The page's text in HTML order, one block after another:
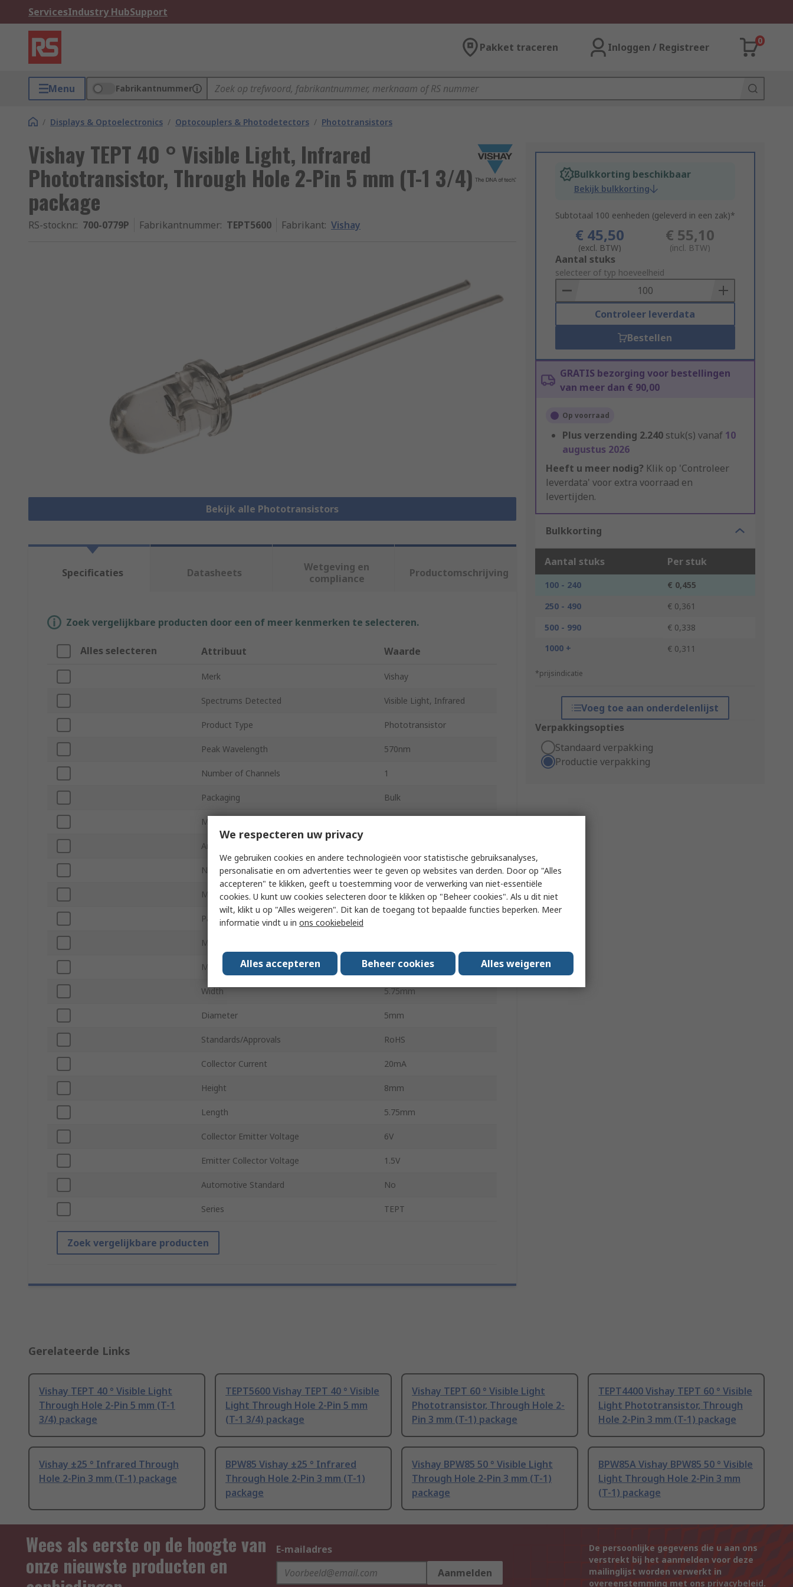
ServicesIndustry HubSupport
Pakket traceren Inloggen / Registreer
0
Menu Fabrikantnummer
/ Displays & Optoelectronics / Optocouplers & Photodetectors / Phototransistors
Vishay TEPT 40 ° Visible Light, Infrared
Phototransistor, Through Hole 2-Pin 5 mm (T-1 3/4)
package
RS-stocknr.: 700-0779P Fabrikantnummer: TEPT5600 Fabrikant: Vishay
Bekijk alle Phototransistors
Bulkkorting beschikbaar
Bekijk bulkkorting
Subtotaal 100 eenheden (geleverd in een zak)*
€ 45,50
(excl. BTW)
€ 55,10
(incl. BTW)
Add
to
Basket
Aantal stuks
selecteer of typ hoeveelheid
Controleer leverdata
Bestellen
GRATIS bezorging voor bestellingen
van meer dan € 90,00
Op voorraad
Plus verzending 2.240 stuk(s) vanaf 10
augustus 2026
Heeft u meer nodig? Klik op 'Controleer
leverdata' voor extra voorraad en
levertijden.
Bulkkorting
Aantal stuks Per stuk
100 - 240
€ 0,455
250 - 490
€ 0,361
500 - 990
€ 0,338
1000 +
€ 0,311
*prijsindicatie
Voeg toe aan onderdelenlijst
Verpakkingsopties
Standaard verpakking
Productie verpakking
Specificaties Datasheets
Wetgeving en
compliance
Productomschrijving
Zoek vergelijkbare producten door een of meer kenmerken te selecteren.
Alles selecteren Attribuut Waarde
Merk Vishay
Spectrums Detected Visible Light, Infrared
Product Type Phototransistor
Peak Wavelength 570nm
Number of Channels 1
Packaging Bulk
Maximum Dark Current
Angle of Half Sensitivity
Number of Pins 2
Mount Type Through Hole
Package Type 5 mm (T-1 3/4)
Minimum Operating Temperature
Maximum Operating Temperature 85°C
Width 5.75mm
Diameter 5mm
Standards/Approvals RoHS
Collector Current 20mA
Height 8mm
Length 5.75mm
Collector Emitter Voltage 6V
Emitter Collector Voltage 1.5V
Automotive Standard No
Series TEPT
Zoek vergelijkbare producten
Gerelateerde Links
Vishay TEPT 40 ° Visible Light
Through Hole 2-Pin 5 mm (T-1
3/4) package
TEPT5600 Vishay TEPT 40 ° Visible
Light Through Hole 2-Pin 5 mm
(T-1 3/4) package
Vishay TEPT 60 ° Visible Light
Phototransistor, Through Hole 2-
Pin 3 mm (T-1) package
TEPT4400 Vishay TEPT 60 ° Visible
Light Phototransistor, Through
Hole 2-Pin 3 mm (T-1) package
Vishay ±25 ° Infrared Through
Hole 2-Pin 3 mm (T-1) package
BPW85 Vishay ±25 ° Infrared
Through Hole 2-Pin 3 mm (T-1)
package
Vishay BPW85 50 ° Visible Light
Through Hole 2-Pin 3 mm (T-1)
package
BPW85A Vishay BPW85 50 ° Visible
Light Through Hole 2-Pin 3 mm
(T-1) package
Wees als eerste op de hoogte van
onze nieuwste producten en
E-mailadres
Aanmelden
De persoonlijke gegevens die u aan ons
verstrekt bij het aanmelden voor deze
mailinglijst worden verwerkt in
overeenstemming met ons privacybeleid.
We respecteren uw privacy
We gebruiken cookies en andere technologieën voor statistische gebruiksanalyses,
personalisatie en om advertenties weer te geven op websites van derden. Door op "Alles
accepteren" te klikken, geeft u toestemming voor de verwerking van niet-essentiële
cookies. U kunt uw cookies selecteren door te klikken op "Beheer cookies". Als u dit niet
wilt, klikt u op "Alles weigeren". Dit kan de toegang tot bepaalde functies beperken. Meer
informatie vindt u in ons cookiebeleid
Alles accepteren Beheer cookies Alles weigeren